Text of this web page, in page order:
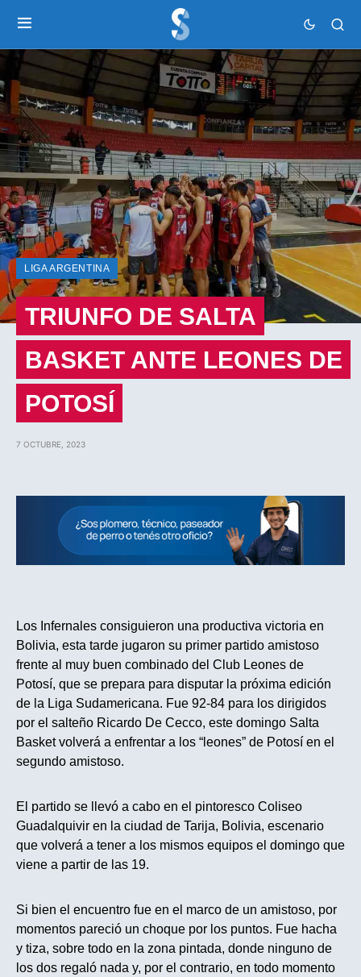
LIGA ARGENTINA
TRIUNFO DE SALTA
BASKET ANTE LEONES DE
POTOSÍ
7 OCTUBRE, 2023
Los Infernales consiguieron una productiva victoria en
Bolivia, esta tarde jugaron su primer partido amistoso
frente al muy buen combinado del Club Leones de
Potosí, que se prepara para disputar la próxima edición
de la Liga Sudamericana. Fue 92-84 para los dirigidos
por el salteño Ricardo De Cecco, este domingo Salta
Basket volverá a enfrentar a los “leones” de Potosí en el
segundo amistoso.
El partido se llevó a cabo en el pintoresco Coliseo
Guadalquivir en la ciudad de Tarija, Bolivia, escenario
que volverá a tener a los mismos equipos el domingo que
viene a partir de las 19.
Si bien el encuentro fue en el marco de un amistoso, por
momentos pareció un choque por los puntos. Fue hacha
y tiza, sobre todo en la zona pintada, donde ninguno de
los dos regaló nada y, por el contrario, en todo momento